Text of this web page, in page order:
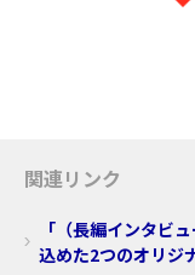
関連リンク
「（長編インタビ
込めた2つのオリジ